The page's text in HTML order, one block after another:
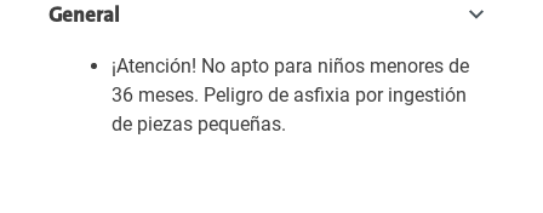
General
¡Atención! No apto para niños menores de
36 meses. Peligro de asfixia por ingestión
de piezas pequeñas.